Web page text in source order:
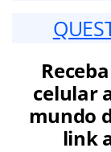
Receba
celular
mundo
link